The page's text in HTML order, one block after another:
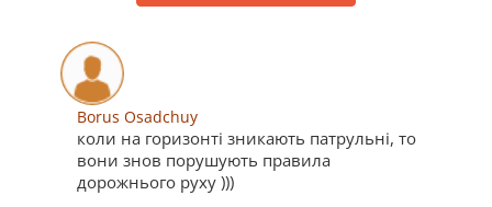
Borus Osadchuy
коли на горизонті зникають патрульні, то
вони знов порушують правила
дорожнього руху )))